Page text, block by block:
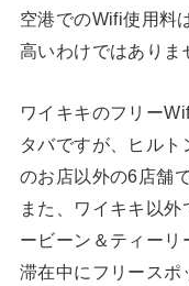
空港でのWifi使用料
高いわけではありま
ワイキキのフリー
タバですが、ヒル
のお店以外の6店舗
また、ワイキキ以
ービーン＆ティーリ
滞在中にフリースポ